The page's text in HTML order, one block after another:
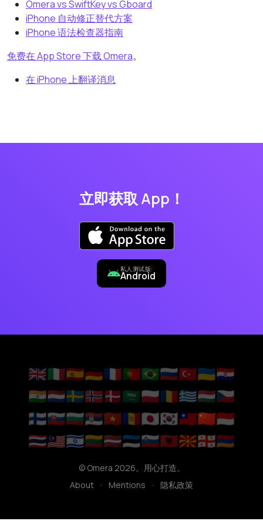
Omera vs SwiftKey vs Gboard
iPhone 自动修正替代方案
iPhone 语法检查器指南
免费在 App Store 下载 Omera。
在 iPhone 上翻译消息
立即获取 App！
私人测试版:
Android
🇬🇧🇮🇹🇪🇸🇩🇪🇫🇷🇵🇹🇧🇷🇷🇺🇹🇷🇺🇦🇭🇷
🇮🇳🇳🇱🇸🇪🇳🇴🇩🇰🇸🇦🇵🇱🇷🇴🇬🇷🇭🇺🇨🇿
🇫🇮🇸🇰🇧🇬🇷🇸🇻🇳🇦🇩🇯🇵🇰🇷🇹🇼🇨🇳🇮🇩
🇹🇭🇲🇾🇮🇱🇱🇹🇱🇻🇪🇪🇸🇮🇦🇱🇲🇰🇬🇪🇦🇲
© Omera 2026。用心打造。
About
· Mentions · 隐私政策